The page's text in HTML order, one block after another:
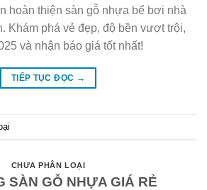
hoàn thiện sàn gỗ nhựa bể bơi nhà
Khám phá vẻ đẹp, độ bền vượt trội,
và nhận báo giá tốt nhất!
TIẾP TỤC ĐỌC →
CHƯA PHÂN LOẠI
SÀN GỖ NHỰA GIÁ RẺ